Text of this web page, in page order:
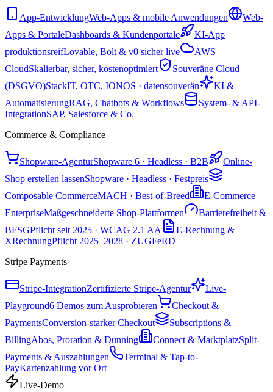
App-EntwicklungWeb-Apps & mobile Anwendungen
Web-
Apps & PortaleDashboards & Kundenportale
KI-App
produktionsreifLovable, Bolt & v0 sicher live
AWS
CloudSkalierbar, sicher, kostenoptimiert
Souveräne Cloud
(DSGVO)StackIT, OTC, IONOS · datensouverän
KI &
AutomatisierungRAG, Chatbots & Workflows
System- & API-
IntegrationSAP, Salesforce & Co.
Commerce & Compliance
Shopware-AgenturShopware 6 · Headless · B2B
Online-
Shop erstellen lassenShopware · Headless · Festpreis
Composable CommerceMACH · Best-of-Breed
E-Commerce
EnterpriseMaßgeschneiderte Shop-Plattformen
Barrierefreiheit &
BFSGPflicht seit 2025 · WCAG 2.1 AA
E-Rechnung &
XRechnungPflicht 2025–2028 · ZUGFeRD
Stripe Payments
Stripe-IntegrationZertifizierte Stripe-Agentur
Live-
Playground6 Demos zum Ausprobieren
Checkout &
PaymentsConversion-starker Checkout
Subscriptions &
BillingAbos, Proration & Dunning Connect & MarktplatzSplit-
Payments & Auszahlungen
Terminal & Tap-to-
PayKartenzahlung vor Ort
Live-Demo